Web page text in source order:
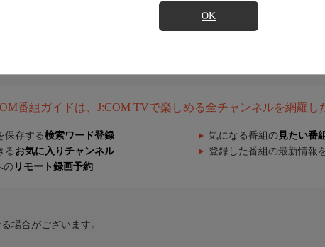
OK
番組ガイドは、J:COM TVで楽しめる全チャンネルを網羅し
保存する検索ワード登録 気になる番組の 見たい番組
る お気に入りチャンネル 登録した番組の最新情報
の リモート録画予約
場合がございます。